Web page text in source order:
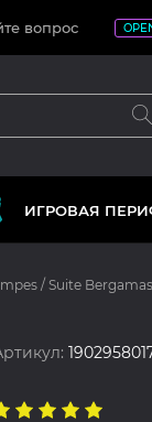
вопрос
ИГРОВАЯ
/ Suite